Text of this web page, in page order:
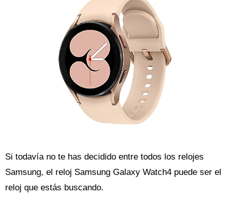
Si todavía no te has decidido entre todos los relojes
Samsung, el reloj Samsung Galaxy Watch4 puede ser el
reloj que estás buscando.